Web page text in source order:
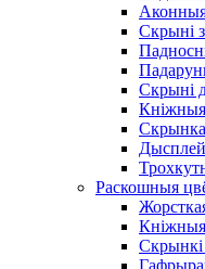
Скрыні
Скрыні
Раскошныя